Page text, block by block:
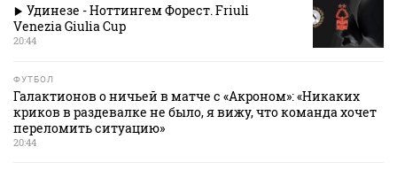
Удинезе - Ноттингем Форест. Friuli
Venezia Giulia Cup
20:44
ФУТБОЛ
Галактионов о ничьей в матче с «Акроном»: «Никаких
криков в раздевалке не было, я вижу, что команда хочет
переломить ситуацию»
20:44